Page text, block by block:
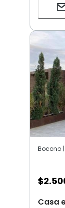
Bocono
$
Casa